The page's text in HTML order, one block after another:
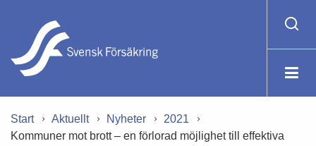
Start Aktuellt Nyheter
2021
Kommuner mot brott – en förlorad möjlighet till effektiva